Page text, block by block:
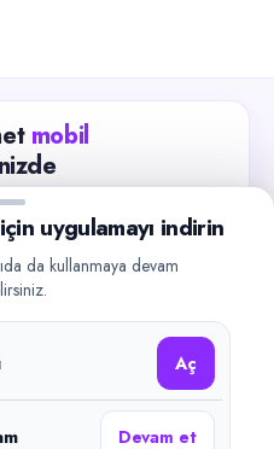
mobil
işverenlerle hızlıca
geçin.
Google Play
hakları saklıdır.
uygulamayı indirin
da kullanmaya devam
Aç
Devam et